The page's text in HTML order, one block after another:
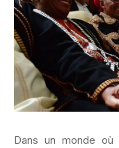
Dans un monde